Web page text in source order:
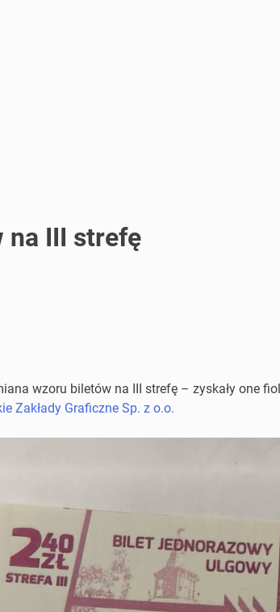
na III strefę
wzoru biletów na III strefę – zyskały one
Zakłady Graficzne Sp. z o.o.